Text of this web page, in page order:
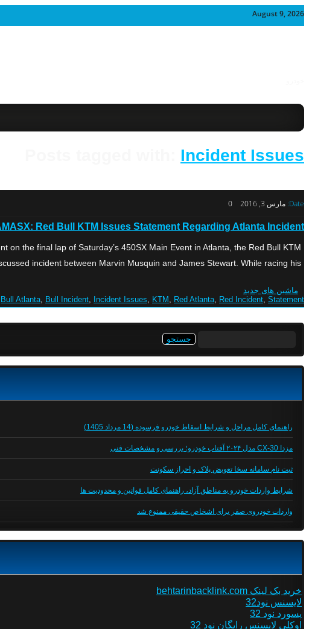
August 9, 2026
Incident Issues
Date: مارس 3, 2016 0
Red Bull KTM Issues Statement Regarding Atlanta Incident
the final lap of Saturday’s 450SX Main Event in Atlanta, the Red Bull KTM
incident between Marvin Musquin and James Stewart. While racing his […]
ماشین های جدید
Bull Atlanta, Bull Incident, Incident Issues, KTM , Red Atlanta, Red Incident, Statement
راهنمای کامل مراحل و شرایط اسقاط خودرو فرسوده (14 مرداد 1405)
مزدا CX-30 مدل ۲۰۲۴ آفتاب خودرو؛ بررسی و مشخصات فنی
ثبت نام سامانه سخا تعویض پلاک و احراز سکونت
شرایط واردات خودرو به مناطق آزاد، راهنمای کامل قوانین و محدودیت ها
واردات خودروی صفر برای اشخاص حقیقی ممنوع شد
خرید بک لینک behtarinbacklink.com
لایسنس نود32
پسورد نود 32
اوکلی لایسنس رایگان نود 32